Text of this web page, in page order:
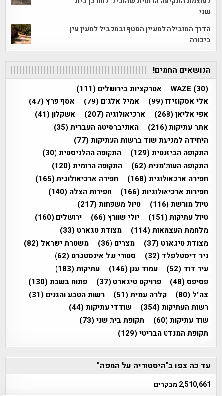
שני
הדרך המובילה למעיין הסטף ובמקביל למעין עין
ביכורה
הנושאים החמים!
WAZE (30) אטרקציות בירושלים (111)
אלי אסקוזידו(99) אמיל אלג'ם (79) אסף פרץ(47)
אפי אליאן(268) ארכיאולוגיה (207) אשקלון(41)
אתר עתיקות(216) האוניברסיטה העברית(35)
היחידה למניעת שוד ברשות העתיקות(77)
התקופה הביזנטית(129) התקופה ההלניסטית(30)
התקופה העות'מנית(62) התקופה הרומית(120)
חפירה ארכאולוגית(168) חפירה ארכיאולוגית(165)
חפירות ארכיאולוגיות(166) חפירות הצלה (140)
טיול מורשת(116) טיול משפחות(217)
טיול עתיקות(151) יולי שוורץ(66) ירושלים (160)
מלחמת העצמאות(114) מצודת טגארט (33)
מצודת טיגארט (37) מצרים (36) משטרת ישראל (82)
ניר דיסטלפלד (32) סטורי של אינסטגרם (62)
עיר דוד (52) עמוד ענן(146) עתיקות(183)
פסיפס(48) פרויקט טיגארט (37) פתוח בשבת(130)
צה"ל (80) קלרה עמית(51) רשות הטבע והגנים (31)
רשות העתיקות(354) שודדי עתיקות(44)
שוד עתיקות(60) תקופת בית שני(73)
תקופת המנדט הבריטי(129)
עד כה צפו ב"היסטוריה על המפה"
2,510,661 מבקרים